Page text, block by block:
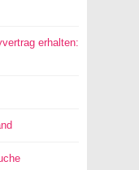
erhalten: